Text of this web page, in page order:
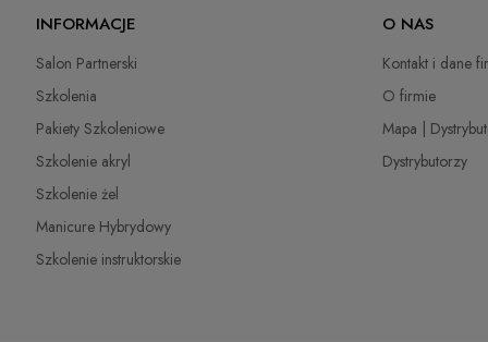
P.H. NEXT Maciej Wojnarowski
Słoneczna 10
91-491 Łódź, Polska
biuro@cuccio.pl
42 61 68 555
INFORMACJE
Salon Partnerski
Szkolenia
Pakiety Szkoleniowe
Szkolenie akryl
Szkolenie żel
Manicure Hybrydowy
Szkolenie instruktorskie
O NAS
Kontakt i dane
O firmie
Mapa |
Dystrybutorzy